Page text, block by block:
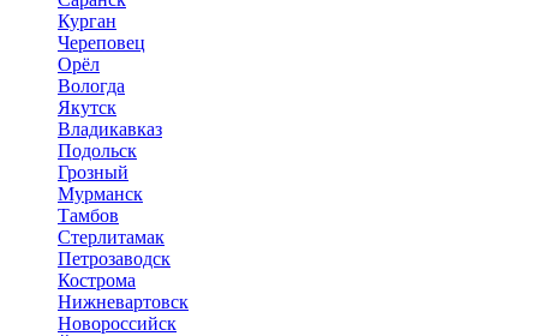
Курган
Череповец
Орёл
Вологда
Якутск
Владикавказ
Подольск
Грозный
Мурманск
Тамбов
Стерлитамак
Петрозаводск
Кострома
Нижневартовск
Новороссийск